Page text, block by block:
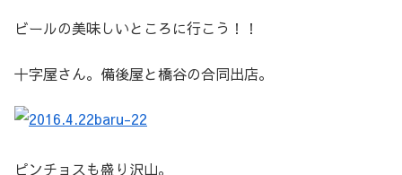
ビールの美味しいところに行こう！！
十字屋さん。備後屋と橋谷の合同出店。
ピンチョスも盛り沢山。